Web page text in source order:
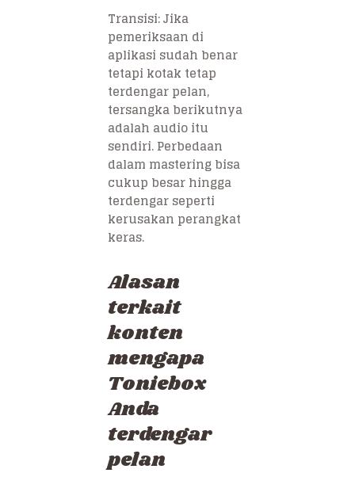
Transisi: Jika
pemeriksaan di
aplikasi sudah benar
tetapi kotak tetap
terdengar pelan,
tersangka berikutnya
adalah audio itu
sendiri. Perbedaan
dalam mastering bisa
cukup besar hingga
terdengar seperti
kerusakan perangkat
keras.
Alasan
terkait
konten
mengapa
Toniebox
Anda
terdengar
pelan